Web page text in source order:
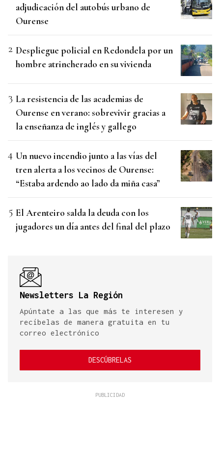
adjudicación del autobús urbano de
Ourense
Despliegue policial en Redondela por un
hombre atrincherado en su vivienda
La resistencia de las academias de
Ourense en verano: sobrevivir gracias a
la enseñanza de inglés y gallego
Un nuevo incendio junto a las vías del
tren alerta a los vecinos de Ourense:
“Estaba ardendo ao lado da miña casa”
El Arenteiro salda la deuda con los
jugadores un día antes del final del plazo
Newsletters La Región
Apúntate a las que más te interesen y
recíbelas de manera gratuita en tu
correo electrónico
DESCÚBRELAS